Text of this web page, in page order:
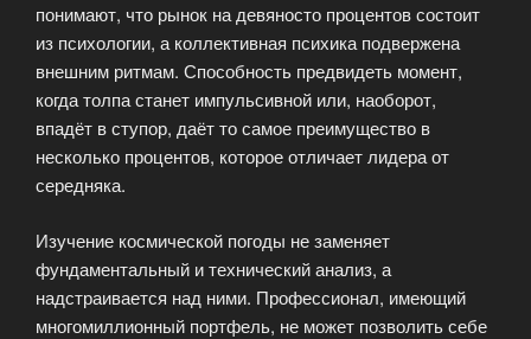
понимают, что рынок на девяносто процентов состоит
из психологии, а коллективная психика подвержена
внешним ритмам. Способность предвидеть момент,
когда толпа станет импульсивной или, наоборот,
впадёт в ступор, даёт то самое преимущество в
несколько процентов, которое отличает лидера от
середняка.
Изучение космической погоды не заменяет
фундаментальный и технический анализ, а
надстраивается над ними. Профессионал, имеющий
многомиллионный портфель, не может позволить себе